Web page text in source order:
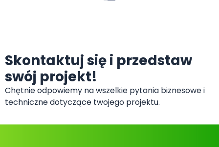
Skontaktuj się i przedstaw
swój projekt!
Chętnie odpowiemy na wszelkie pytania biznesowe i
techniczne dotyczące twojego projektu.